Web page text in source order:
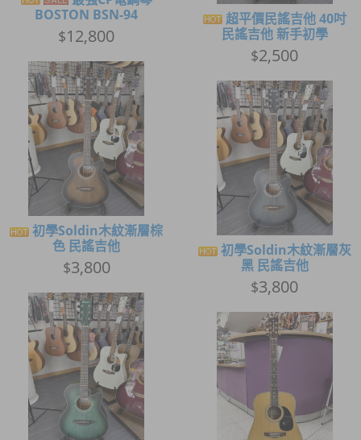
BOSTON BSN-94
$12,800
超平價民謠吉他 40吋
民謠吉他 新手初學
$2,500
初學Soldin木紋漸層棕
色 民謠吉他
$3,800
初學Soldin木紋漸層灰
黑 民謠吉他
$3,800